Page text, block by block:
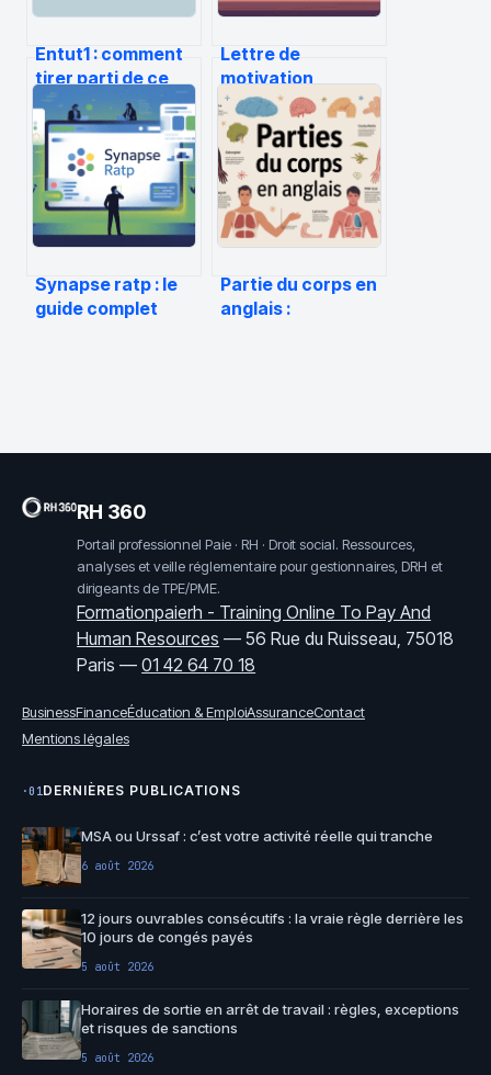
Entut1 : comment
tirer parti de ce
concept dans
votre stratégie
Lettre de
motivation
préparateur de
commande :
modèle et conseils
pour être retenu
Synapse ratp : le
guide complet
Partie du corps en
anglais :
RH 360
Portail professionnel Paie · RH · Droit social. Ressources,
analyses et veille réglementaire pour gestionnaires, DRH et
dirigeants de TPE/PME.
Formationpaierh - Training Online To Pay And
Human Resources —56 Rue du Ruisseau, 75018
Paris —01 42 64 70 18
BusinessFinanceÉducation & EmploiAssuranceContact
Mentions légales
·01DERNIÈRES PUBLICATIONS
MSA ou Urssaf : c’est votre activité réelle qui tranche
6 août 2026
12 jours ouvrables consécutifs : la vraie règle derrière les
10 jours de congés payés
5 août 2026
Horaires de sortie en arrêt de travail : règles, exceptions
et risques de sanctions
5 août 2026